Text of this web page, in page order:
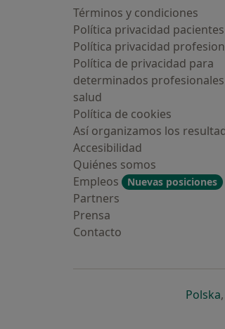
Términos y condiciones
Política privacidad pacientes
Política privacidad
Política de privacidad para
determinados
salud
Política de cookies
Así organizamos los
Accesibilidad
Quiénes somos
Empleos
Nuevas posiciones
Partners
Prensa
Contacto
Polska,